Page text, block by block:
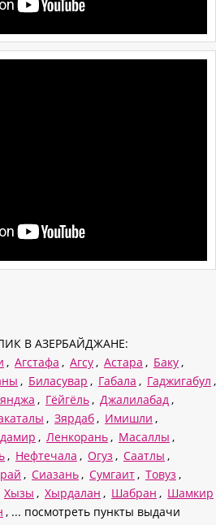
В АЗЕРБАЙДЖАНЕ:
, Агстафа , Агсу , Астара , Баку ,
, Биласувар , Габала , Гаджигабул ,
, Гёйгёль , Джалилабад ,
, Зярдаб , Имишли ,
, Ленкорань , Масаллы ,
, Нефтечала , Огуз , Саатлы ,
, Сиазань , Сумгаит , Товуз ,
Хызы , Хырдалан , Шабран , Шамкир
, ... посмотреть пункты выдачи